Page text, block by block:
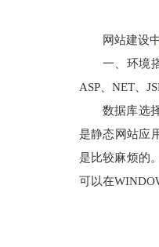
网站建设中
一、环境
ASP、NET、
数据库选
是静态网站应
是比较麻烦的
可以在